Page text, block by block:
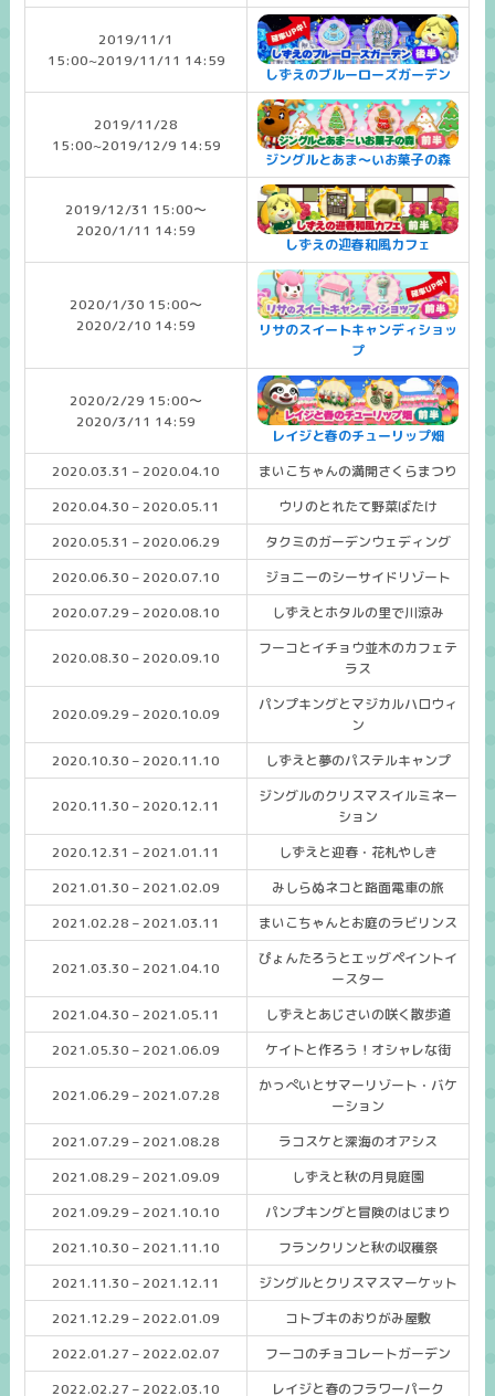
2019/11/1
15:00~2019/11/11 14:59
しずえのブルーローズガーデン
2019/11/28
15:00~2019/12/9 14:59
ジングルとあま～いお菓子の森
2019/12/31 15:00～
2020/1/11 14:59
しずえの迎春和風カフェ
2020/1/30 15:00～
2020/2/10 14:59
リサのスイートキャンディショッ
プ
2020/2/29 15:00～
2020/3/11 14:59
レイジと春のチューリップ畑
2020.03.31 – 2020.04.10
まいこちゃんの満開さくらまつり
2020.04.30 – 2020.05.11
ウリのとれたて野菜ばたけ
2020.05.31 – 2020.06.29
タクミのガーデンウェディング
2020.06.30 – 2020.07.10
ジョニーのシーサイドリゾート
2020.07.29 – 2020.08.10
しずえとホタルの里で川涼み
2020.08.30 – 2020.09.10
フーコとイチョウ並木のカフェテ
ラス
2020.09.29 – 2020.10.09
パンプキングとマジカルハロウィ
ン
2020.10.30 – 2020.11.10
しずえと夢のパステルキャンプ
2020.11.30 – 2020.12.11
ジングルのクリスマスイルミネー
ション
2020.12.31 – 2021.01.11
しずえと迎春・花札やしき
2021.01.30 – 2021.02.09
みしらぬネコと路面電車の旅
2021.02.28 – 2021.03.11
まいこちゃんとお庭のラビリンス
2021.03.30 – 2021.04.10
ぴょんたろうとエッグペイントイ
ースター
2021.04.30 – 2021.05.11
しずえとあじさいの咲く散歩道
2021.05.30 – 2021.06.09
ケイトと作ろう！オシャレな街
2021.06.29 – 2021.07.28
かっぺいとサマーリゾート・バケ
ーション
2021.07.29 – 2021.08.28
ラコスケと深海のオアシス
2021.08.29 – 2021.09.09
しずえと秋の月見庭園
2021.09.29 – 2021.10.10
パンプキングと冒険のはじまり
2021.10.30 – 2021.11.10
フランクリンと秋の収穫祭
2021.11.30 – 2021.12.11
ジングルとクリスマスマーケット
2021.12.29 – 2022.01.09
コトブキのおりがみ屋敷
2022.01.27 – 2022.02.07
フーコのチョコレートガーデン
2022.02.27 – 2022.03.10
レイジと春のフラワーパーク